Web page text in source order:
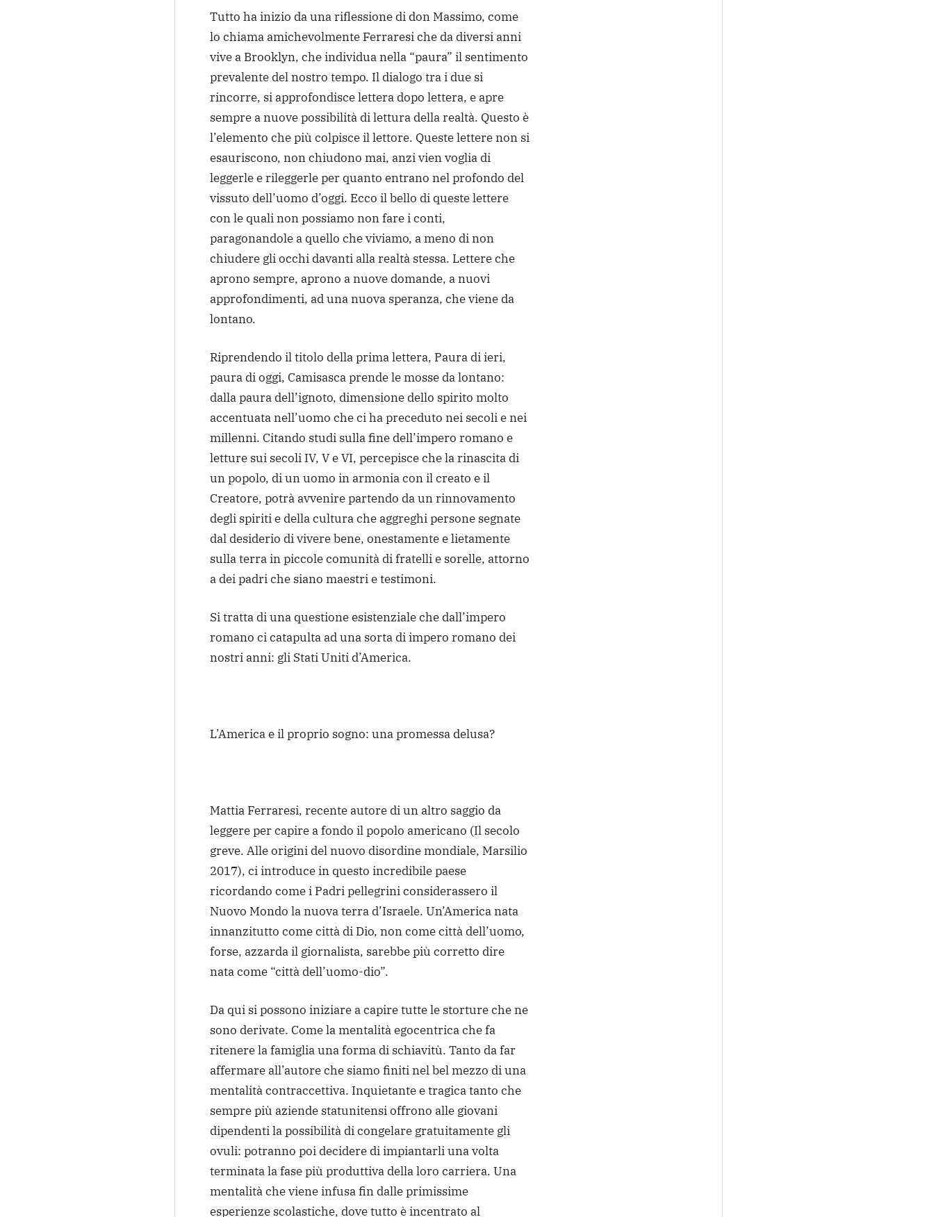
Tutto ha inizio da una riflessione di don Massimo, come
lo chiama amichevolmente Ferraresi che da diversi anni
vive a Brooklyn, che individua nella “paura” il sentimento
prevalente del nostro tempo. Il dialogo tra i due si
rincorre, si approfondisce lettera dopo lettera, e apre
sempre a nuove possibilità di lettura della realtà. Questo è
l’elemento che più colpisce il lettore. Queste lettere non si
esauriscono, non chiudono mai, anzi vien voglia di
leggerle e rileggerle per quanto entrano nel profondo del
vissuto dell’uomo d’oggi. Ecco il bello di queste lettere
con le quali non possiamo non fare i conti,
paragonandole a quello che viviamo, a meno di non
chiudere gli occhi davanti alla realtà stessa. Lettere che
aprono sempre, aprono a nuove domande, a nuovi
approfondimenti, ad una nuova speranza, che viene da
lontano.
Riprendendo il titolo della prima lettera, Paura di ieri,
paura di oggi, Camisasca prende le mosse da lontano:
dalla paura dell’ignoto, dimensione dello spirito molto
accentuata nell’uomo che ci ha preceduto nei secoli e nei
millenni. Citando studi sulla fine dell’impero romano e
letture sui secoli IV, V e VI, percepisce che la rinascita di
un popolo, di un uomo in armonia con il creato e il
Creatore, potrà avvenire partendo da un rinnovamento
degli spiriti e della cultura che aggreghi persone segnate
dal desiderio di vivere bene, onestamente e lietamente
sulla terra in piccole comunità di fratelli e sorelle, attorno
a dei padri che siano maestri e testimoni.
Si tratta di una questione esistenziale che dall’impero
romano ci catapulta ad una sorta di impero romano dei
nostri anni: gli Stati Uniti d’America.
L’America e il proprio sogno: una promessa delusa?
Mattia Ferraresi, recente autore di un altro saggio da
leggere per capire a fondo il popolo americano (Il secolo
greve. Alle origini del nuovo disordine mondiale, Marsilio
2017), ci introduce in questo incredibile paese
ricordando come i Padri pellegrini considerassero il
Nuovo Mondo la nuova terra d’Israele. Un’America nata
innanzitutto come città di Dio, non come città dell’uomo,
forse, azzarda il giornalista, sarebbe più corretto dire
nata come “città dell’uomo-dio”.
Da qui si possono iniziare a capire tutte le storture che ne
sono derivate. Come la mentalità egocentrica che fa
ritenere la famiglia una forma di schiavitù. Tanto da far
affermare all’autore che siamo finiti nel bel mezzo di una
mentalità contraccettiva. Inquietante e tragica tanto che
sempre più aziende statunitensi offrono alle giovani
dipendenti la possibilità di congelare gratuitamente gli
ovuli: potranno poi decidere di impiantarli una volta
terminata la fase più produttiva della loro carriera. Una
mentalità che viene infusa fin dalle primissime
esperienze scolastiche, dove tutto è incentrato al